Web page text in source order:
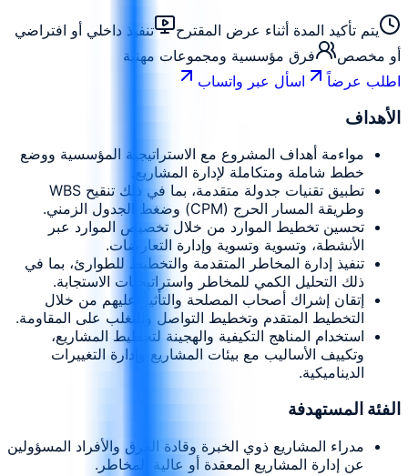
يتم تأكيد المدة أثناء عرض المقترح
تنفيذ داخلي أو افتراضي
أو مخصص
فرق مؤسسية ومجموعات مهنية
اطلب عرضاً
اسأل عبر واتساب
الأهداف
مواءمة أهداف المشروع مع الاستراتيجية المؤسسية ووضع
خطط شاملة ومتكاملة لإدارة المشاريع.
تطبيق تقنيات جدولة متقدمة، بما في ذلك تنقيح WBS
وطريقة المسار الحرج (CPM) وضغط الجدول الزمني.
تحسين تخطيط الموارد من خلال تخصيص الموارد عبر
الأنشطة، وتسوية وتسوية وإدارة التعارضات.
تنفيذ إدارة المخاطر المتقدمة والتخطيط للطوارئ، بما في
ذلك التحليل الكمي للمخاطر واستراتيجيات الاستجابة.
إتقان إشراك أصحاب المصلحة والتأثير عليهم من خلال
التخطيط المتقدم وتخطيط التواصل والتغلب على المقاومة.
استخدام المناهج التكيفية والهجينة لتخطيط المشاريع،
وتكييف الأساليب مع بيئات المشاريع وإدارة التغييرات
الديناميكية.
الفئة المستهدفة
مدراء المشاريع ذوي الخبرة وقادة الفرق والأفراد المسؤولين
عن إدارة المشاريع المعقدة أو عالية المخاطر.